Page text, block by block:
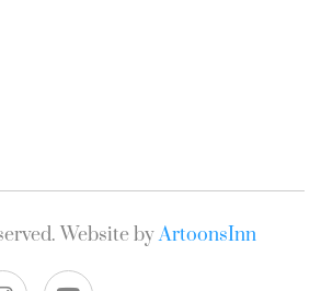
Website byArtoonsInn